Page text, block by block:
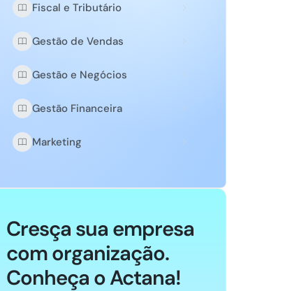
Fiscal e Tributário
Gestão de Vendas
Gestão e Negócios
Gestão Financeira
Marketing
Cresça sua empresa
com organização.
Conheça o Actana!